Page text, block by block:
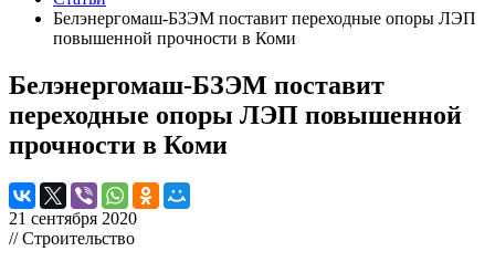
Белэнергомаш-БЗЭМ поставит переходные опоры ЛЭП
повышенной прочности в Коми
Белэнергомаш-БЗЭМ поставит
переходные опоры ЛЭП повышенной
прочности в Коми
21 сентября 2020
// Строительство